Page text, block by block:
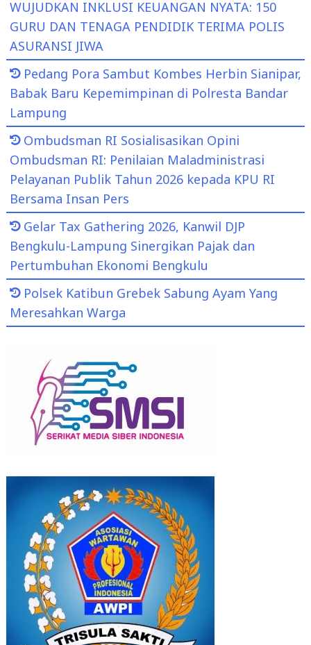
WUJUDKAN INKLUSI KEUANGAN NYATA: 150
GURU DAN TENAGA PENDIDIK TERIMA POLIS
ASURANSI JIWA
Pedang Pora Sambut Kombes Herbin Sianipar,
Babak Baru Kepemimpinan di Polresta Bandar
Lampung
Ombudsman RI Sosialisasikan Opini
Ombudsman RI: Penilaian Maladministrasi
Pelayanan Publik Tahun 2026 kepada KPU RI
Bersama Insan Pers
Gelar Tax Gathering 2026, Kanwil DJP
Bengkulu-Lampung Sinergikan Pajak dan
Pertumbuhan Ekonomi Bengkulu
Polsek Katibun Grebek Sabung Ayam Yang
Meresahkan Warga